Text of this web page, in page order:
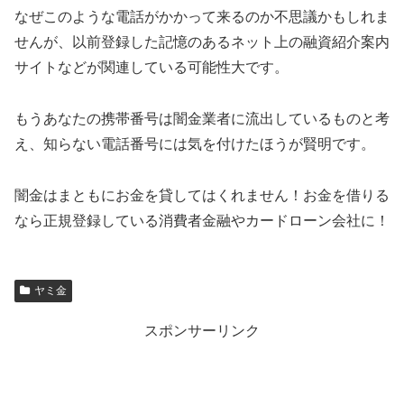
なぜこのような電話がかかって来るのか不思議かもしれま
せんが、以前登録した記憶のあるネット上の融資紹介案内
サイトなどが関連している可能性大です。
もうあなたの携帯番号は闇金業者に流出しているものと考
え、知らない電話番号には気を付けたほうが賢明です。
闇金はまともにお金を貸してはくれません！お金を借りる
なら正規登録している消費者金融やカードローン会社に！
ヤミ金
スポンサーリンク